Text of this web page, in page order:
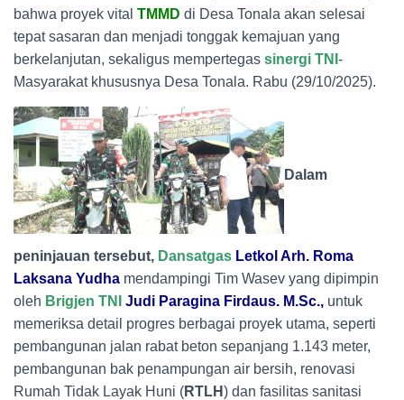
bahwa proyek vital TMMD di Desa Tonala akan selesai
tepat sasaran dan menjadi tonggak kemajuan yang
berkelanjutan, sekaligus mempertegas sinergi TNI -
Masyarakat khususnya Desa Tonala. Rabu (29/10/2025).
Dalam
peninjauan tersebut, Dansatgas Letkol Arh. Roma
Laksana Yudha mendampingi Tim Wasev yang dipimpin
oleh Brigjen TNI Judi Paragina Firdaus. M.Sc., untuk
memeriksa detail progres berbagai proyek utama, seperti
pembangunan jalan rabat beton sepanjang 1.143 meter,
pembangunan bak penampungan air bersih, renovasi
Rumah Tidak Layak Huni (RTLH) dan fasilitas sanitasi